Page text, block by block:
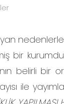
bir
belirli bir
ile